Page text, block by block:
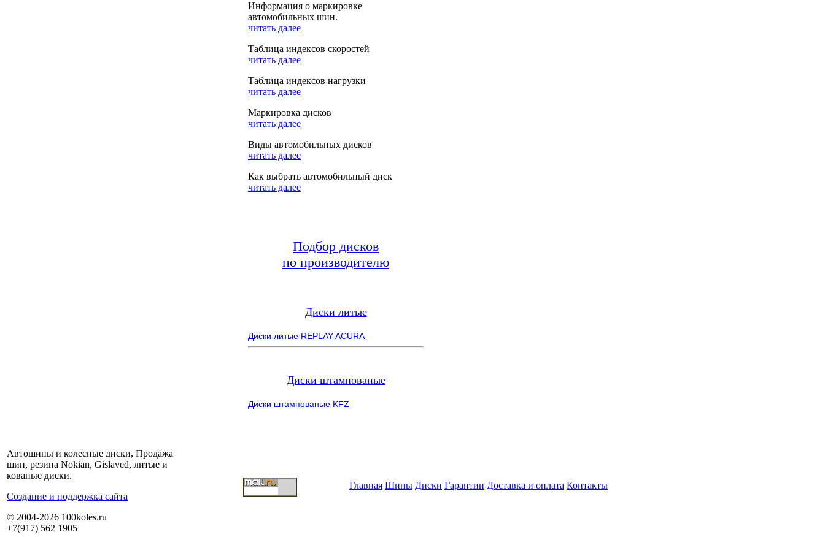
Информация о маркировке
автомобильных шин.
читать далее
Таблица индексов скоростей
читать далее
Таблица индексов нагрузки
читать далее
Маркировка дисков
читать далее
Виды автомобильных дисков
читать далее
Как выбрать автомобильный диск
читать далее
Подбор дисков
по производителю
Диски литые
Диски литые REPLAY ACURA
Диски штампованые
Диски штампованые KFZ
Автошины и колесные диски, Продажа
шин, резина Nokian, Gislaved, литые и
кованые диски.
Cоздание и поддержка сайта
© 2004-2026 100koles.ru
+7(917) 562 1905
Главная Шины Диски Гарантии Доставка и оплата Контакты